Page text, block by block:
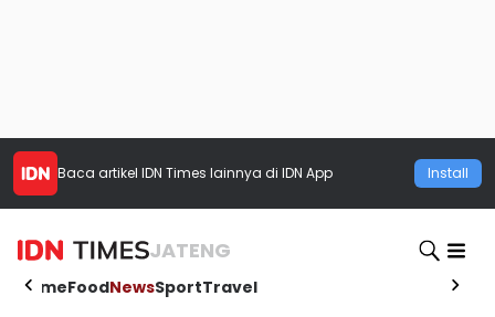
Baca artikel IDN Times lainnya di IDN App Install
JATENG
HomeFoodNewsSportTravel